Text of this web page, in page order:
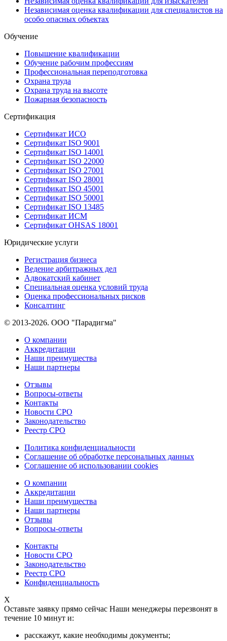
Независимая оценка квалификации для специалистов на
особо опасных объектах
Обучение
Повышение квалификации
Обучение рабочим профессиям
Профессиональная переподготовка
Охрана труда
Охрана труда на высоте
Пожарная безопасность
Сертификация
Сертификат ИСО
Сертификат ISO 9001
Сертификат ISO 14001
Сертификат ISO 22000
Сертификат ISO 27001
Сертификат ISO 28001
Сертификат ISO 45001
Сертификат ISO 50001
Сертификат ISO 13485
Сертификат ИСМ
Сертификат OHSAS 18001
Юридические услуги
Регистрация бизнеса
Ведение арбитражных дел
Адвокатский кабинет
Специальная оценка условий труда
Оценка профессиональных рисков
Консалтинг
© 2013-2026. ООО "Парадигма"
О компании
Аккредитации
Наши преимущества
Наши партнеры
Отзывы
Вопросы-ответы
Контакты
Новости СРО
Законодательство
Реестр СРО
Политика конфиденциальности
Соглашение об обработке персональных данных
Соглашение об использовании cookies
О компании
Аккредитации
Наши преимущества
Наши партнеры
Отзывы
Вопросы-ответы
Контакты
Новости СРО
Законодательство
Реестр СРО
Конфиденциальность
X
Оставьте заявку прямо сейчас Наши менеджеры перезвонят в
течение 10 минут и:
расскажут, какие необходимы документы;